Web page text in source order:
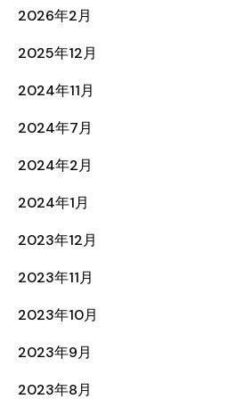
2026年2月
2025年12月
2024年11月
2024年7月
2024年2月
2024年1月
2023年12月
2023年11月
2023年10月
2023年9月
2023年8月